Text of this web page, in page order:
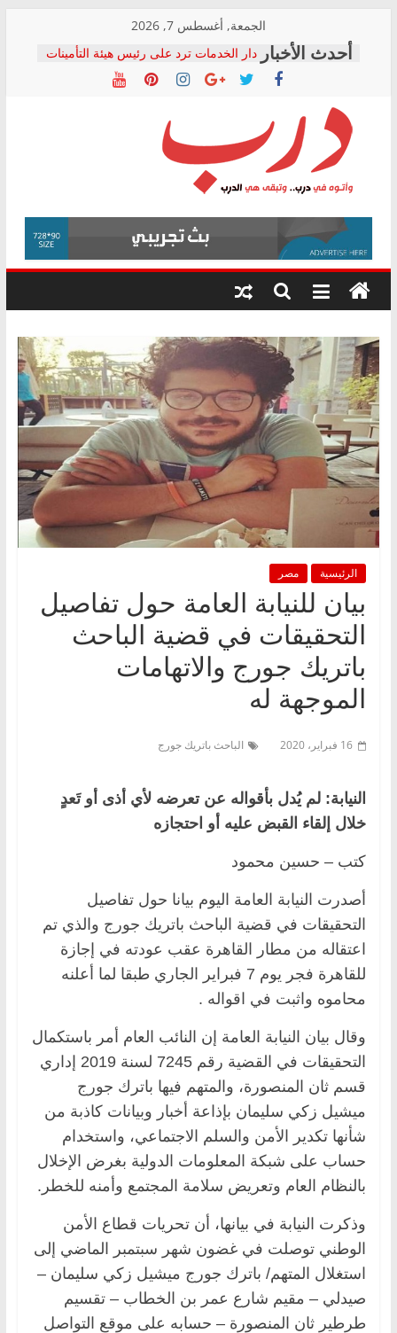
content
الجمعة, أغسطس 7, 2026
دار الخدمات ترد على رئيس هيئة التأمينات
بعد مؤتمره الصحفي: إنكار الأزمة لا ينهي
معاناة أصحاب المعاشات.. ونطالب بكشف
فرحات سليمان يكتب: القطاع الصحي إلى
أين؟
حزب التحالف الشعبي يطلق لجنة “الحق
في الصحة” بالإسكندرية لرصد الانتهاكات
ودعم المرضى
الوزاري لمدينة الصحفيين.. وانتهاء أعمال
إنشاء المبنى الإداري
المجلس القومي لحقوق الإنسان يعلن
متابعة قضية الدكتور محمد زهران.. ويؤكد:
قرينة البراءة وضمانات المحاكمة العادلة
درب
وأتوه
درب..
وتبقى
هي
الرئيسية مصر
بيان للنيابة العامة حول تفاصيل
التحقيقات في قضية الباحث
باتريك جورج والاتهامات
الموجهة له
16 فبراير، 2020 الباحث باتريك جورج
النيابة: لم يُدل بأقواله عن تعرضه لأي أذى أو تَعدٍ
خلال إلقاء القبض عليه أو احتجازه
كتب – حسين محمود
أصدرت النيابة العامة اليوم بيانا حول تفاصيل
التحقيقات في قضية الباحث باتريك جورج والذي تم
اعتقاله من مطار القاهرة عقب عودته في إجازة
للقاهرة فجر يوم 7 فبراير الجاري طبقا لما أعلنه
محاموه واثبت في اقواله .
وقال بيان النيابة العامة إن النائب العام أمر باستكمال
التحقيقات في القضية رقم 7245 لسنة 2019 إداري
قسم ثان المنصورة، والمتهم فيها باترك جورج
ميشيل زكي سليمان بإذاعة أخبار وبيانات كاذبة من
شأنها تكدير الأمن والسلم الاجتماعي، واستخدام
حساب على شبكة المعلومات الدولية بغرض الإخلال
بالنظام العام وتعريض سلامة المجتمع وأمنه للخطر.
وذكرت النيابة في بيانها، أن تحريات قطاع الأمن
الوطني توصلت في غضون شهر سبتمبر الماضي إلى
استغلال المتهم/ باترك جورج ميشيل زكي سليمان –
صيدلي – مقيم شارع عمر بن الخطاب – تقسيم
طرطير ثان المنصورة – حسابه على موقع التواصل